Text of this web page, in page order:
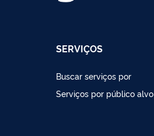
SERVIÇOS
Buscar serviços por
Serviços por público alvo